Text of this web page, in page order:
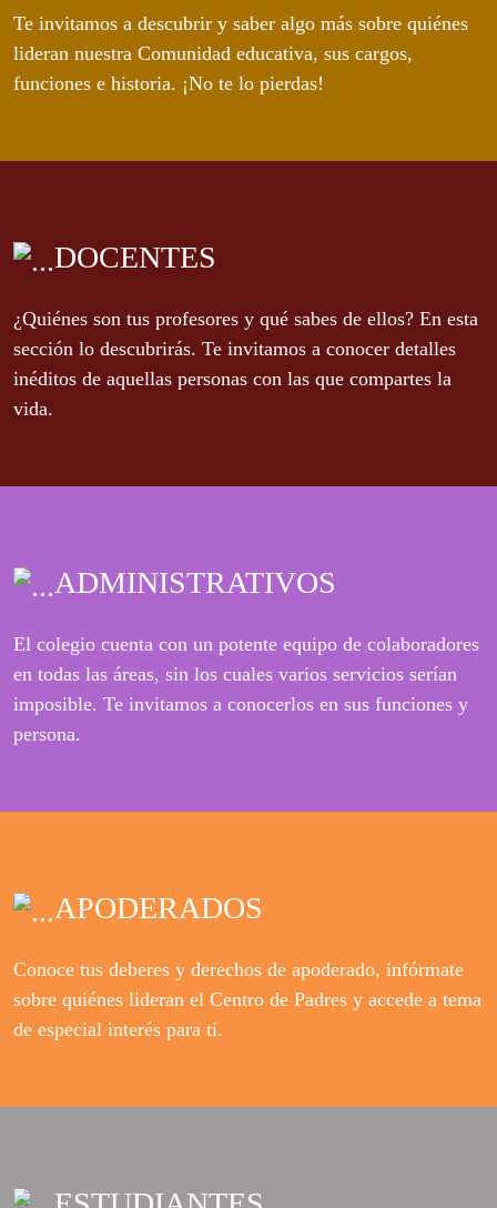
Te invitamos a descubrir y saber algo más sobre quiénes
lideran nuestra Comunidad educativa, sus cargos,
funciones e historia. ¡No te lo pierdas!
DOCENTES
¿Quiénes son tus profesores y qué sabes de ellos? En esta
sección lo descubrirás. Te invitamos a conocer detalles
inéditos de aquellas personas con las que compartes la
vida.
ADMINISTRATIVOS
El colegio cuenta con un potente equipo de colaboradores
en todas las áreas, sin los cuales varios servicios serían
imposible. Te invitamos a conocerlos en sus funciones y
persona.
APODERADOS
Conoce tus deberes y derechos de apoderado, infórmate
sobre quiénes lideran el Centro de Padres y accede a tema
de especial interés para ti.